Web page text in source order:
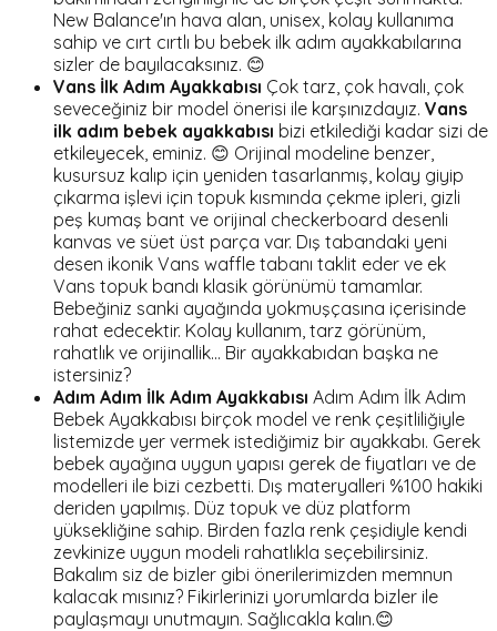
New Balance'ın hava alan, unisex, kolay kullanıma
sahip ve cırt cırtlı bu bebek ilk adım ayakkabılarına
sizler de bayılacaksınız. 😊
Vans İlk Adım Ayakkabısı Çok tarz, çok havalı, çok
seveceğiniz bir model önerisi ile karşınızdayız. Vans
ilk adım bebek ayakkabısı bizi etkilediği kadar sizi de
etkileyecek, eminiz. 😊 Orijinal modeline benzer,
kusursuz kalıp için yeniden tasarlanmış, kolay giyip
çıkarma işlevi için topuk kısmında çekme ipleri, gizli
peş kumaş bant ve orijinal checkerboard desenli
kanvas ve süet üst parça var. Dış tabandaki yeni
desen ikonik Vans waffle tabanı taklit eder ve ek
Vans topuk bandı klasik görünümü tamamlar.
Bebeğiniz sanki ayağında yokmuşçasına içerisinde
rahat edecektir. Kolay kullanım, tarz görünüm,
rahatlık ve orijinallik... Bir ayakkabıdan başka ne
istersiniz?
Adım Adım İlk Adım Ayakkabısı Adım Adım İlk Adım
Bebek Ayakkabısı birçok model ve renk çeşitliliğiyle
listemizde yer vermek istediğimiz bir ayakkabı. Gerek
bebek ayağına uygun yapısı gerek de fiyatları ve de
modelleri ile bizi cezbetti. Dış materyalleri %100 hakiki
deriden yapılmış. Düz topuk ve düz platform
yüksekliğine sahip. Birden fazla renk çeşidiyle kendi
zevkinize uygun modeli rahatlıkla seçebilirsiniz.
Bakalım siz de bizler gibi önerilerimizden memnun
kalacak mısınız? Fikirlerinizi yorumlarda bizler ile
paylaşmayı unutmayın. Sağlıcakla kalın.😊